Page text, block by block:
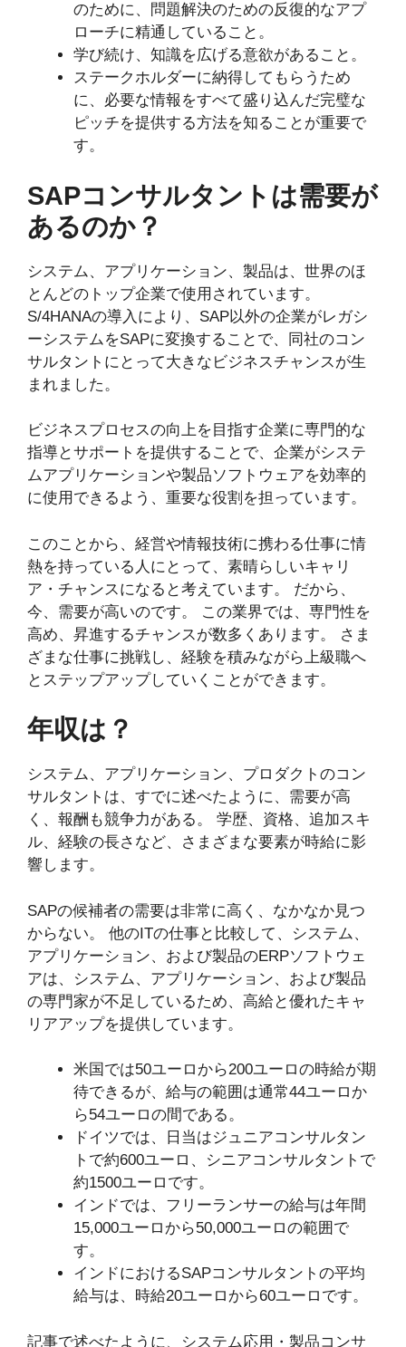
のために、問題解決のための反復的なアプ
ローチに精通していること。
学び続け、知識を広げる意欲があること。
ステークホルダーに納得してもらうため
に、必要な情報をすべて盛り込んだ完璧な
ピッチを提供する方法を知ることが重要で
す。
SAPコンサルタントは需要が
あるのか？
システム、アプリケーション、製品は、世界のほ
とんどのトップ企業で使用されています。
S/4HANAの導入により、SAP以外の企業がレガシ
ーシステムをSAPに変換することで、同社のコン
サルタントにとって大きなビジネスチャンスが生
まれました。
ビジネスプロセスの向上を目指す企業に専門的な
指導とサポートを提供することで、企業がシステ
ムアプリケーションや製品ソフトウェアを効率的
に使用できるよう、重要な役割を担っています。
このことから、経営や情報技術に携わる仕事に情
熱を持っている人にとって、素晴らしいキャリ
ア・チャンスになると考えています。 だから、
今、需要が高いのです。 この業界では、専門性を
高め、昇進するチャンスが数多くあります。 さま
ざまな仕事に挑戦し、経験を積みながら上級職へ
とステップアップしていくことができます。
年収は？
システム、アプリケーション、プロダクトのコン
サルタントは、すでに述べたように、需要が高
く、報酬も競争力がある。 学歴、資格、追加スキ
ル、経験の長さなど、さまざまな要素が時給に影
響します。
SAPの候補者の需要は非常に高く、なかなか見つ
からない。 他のITの仕事と比較して、システム、
アプリケーション、および製品のERPソフトウェ
アは、システム、アプリケーション、および製品
の専門家が不足しているため、高給と優れたキャ
リアアップを提供しています。
米国では50ユーロから200ユーロの時給が期
待できるが、給与の範囲は通常44ユーロか
ら54ユーロの間である。
ドイツでは、日当はジュニアコンサルタン
トで約600ユーロ、シニアコンサルタントで
約1500ユーロです。
インドでは、フリーランサーの給与は年間
15,000ユーロから50,000ユーロの範囲で
す。
インドにおけるSAPコンサルタントの平均
給与は、時給20ユーロから60ユーロです。
記事で述べたように、システム応用・製品コンサ